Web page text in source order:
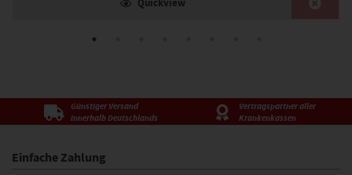
Quickview
Günstiger Versand
innerhalb Deutschlands
Vertragspartner aller
Krankenkassen
Einfache Zahlung